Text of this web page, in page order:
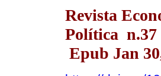
Revista
Política n.37
Epub Jan